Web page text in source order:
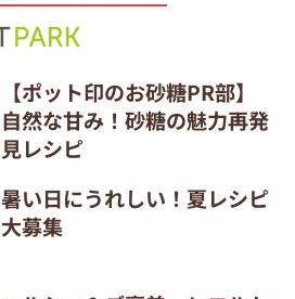
【ポット印のお砂糖PR部】
自然な甘み！砂糖の魅力再発
見レシピ
暑い日にうれしい！夏レシピ
大募集